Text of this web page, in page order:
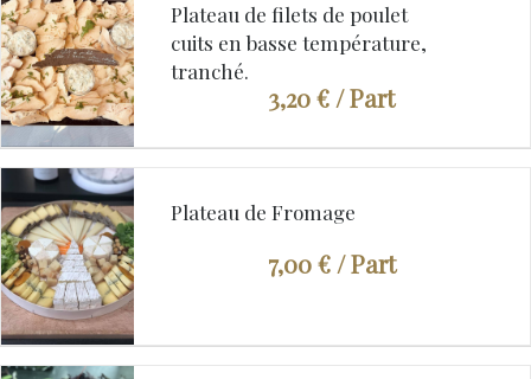
Plateau de filets de poulet
cuits en basse température,
tranché.
3,20 € / Part
Plateau de Fromage
7,00 €/ Part